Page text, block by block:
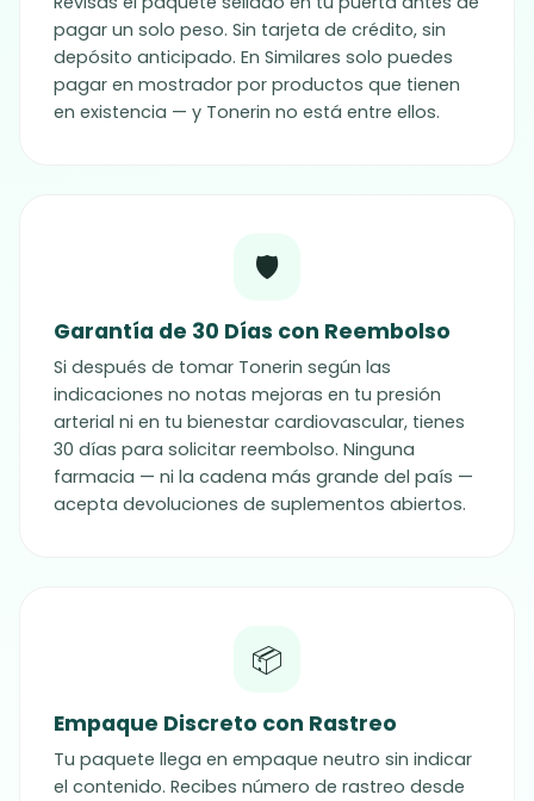
pagar un solo peso. Sin tarjeta de crédito, sin
depósito anticipado. En Similares solo puedes
pagar en mostrador por productos que tienen
en existencia — y Tonerin no está entre ellos.
🛡️
Garantía de 30 Días con Reembolso
Si después de tomar Tonerin según las
indicaciones no notas mejoras en tu presión
arterial ni en tu bienestar cardiovascular, tienes
30 días para solicitar reembolso. Ninguna
farmacia — ni la cadena más grande del país —
acepta devoluciones de suplementos abiertos.
📦
Empaque Discreto con Rastreo
Tu paquete llega en empaque neutro sin indicar
el contenido. Recibes número de rastreo desde